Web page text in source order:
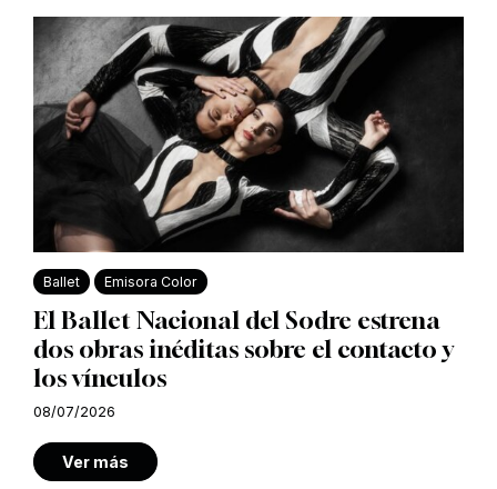
Ballet Emisora Color
El Ballet Nacional del Sodre estrena
dos obras inéditas sobre el contacto y
los vínculos
08/07/2026
Ver más